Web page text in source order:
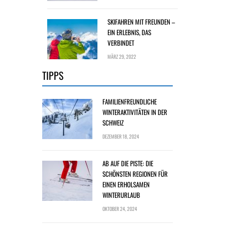
SKIFAHREN MIT FREUNDEN –
EIN ERLEBNIS, DAS
VERBINDET
MÄRZ 29, 2022
TIPPS
FAMILIENFREUNDLICHE
WINTERAKTIVITÄTEN IN DER
SCHWEIZ
DEZEMBER 18, 2024
AB AUF DIE PISTE: DIE
SCHÖNSTEN REGIONEN FÜR
EINEN ERHOLSAMEN
WINTERURLAUB
OKTOBER 24, 2024